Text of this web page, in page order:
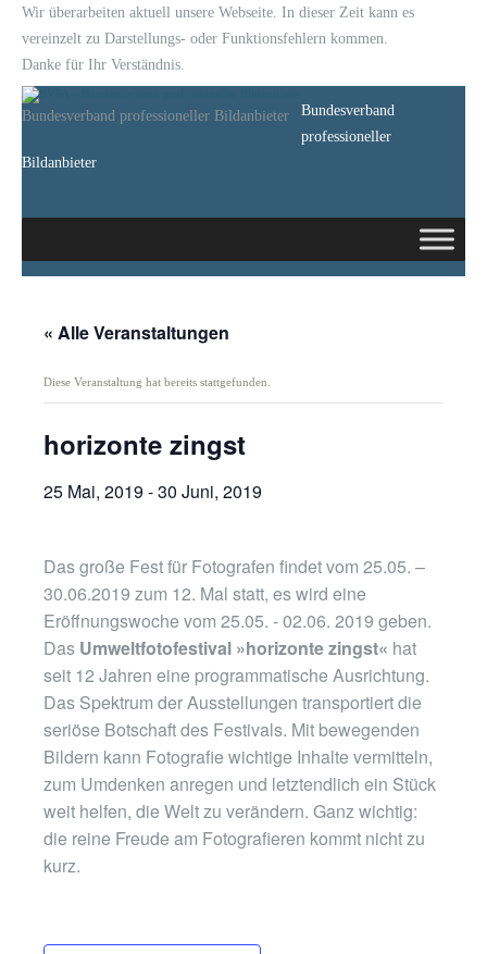
Wir überarbeiten aktuell unsere Webseite. In dieser Zeit kann es
vereinzelt zu Darstellungs- oder Funktionsfehlern kommen.
Danke für Ihr Verständnis.
Bundesverband professioneller Bildanbieter
Bundesverband
professioneller
Bildanbieter
« Alle Veranstaltungen
Diese Veranstaltung hat bereits stattgefunden.
horizonte zingst
25 Mai, 2019 -30 Juni, 2019
Das große Fest für Fotografen findet vom 25.05. –
30.06.2019 zum 12. Mal statt, es wird eine
Eröffnungswoche vom 25.05. - 02.06. 2019 geben.
Das Umweltfotofestival »horizonte zingst« hat
seit 12 Jahren eine programmatische Ausrichtung.
Das Spektrum der Ausstellungen transportiert die
seriöse Botschaft des Festivals. Mit bewegenden
Bildern kann Fotografie wichtige Inhalte vermitteln,
zum Umdenken anregen und letztendlich ein Stück
weit helfen, die Welt zu verändern. Ganz wichtig:
die reine Freude am Fotografieren kommt nicht zu
kurz.